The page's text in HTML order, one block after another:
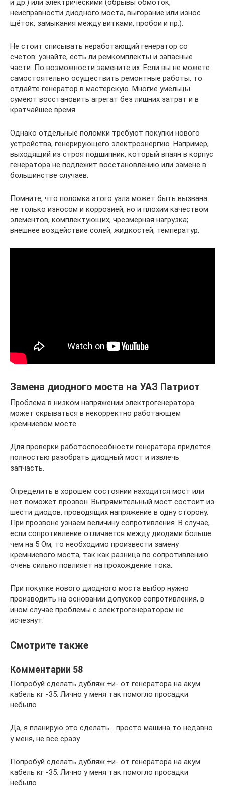
и др.) или электрическими (обрывы обмоток,
неисправности диодного моста, выгорание или износ
щёток, замыкания между витками, пробои и пр.).
Не стоит списывать неработающий генератор со
счетов: узнайте, есть ли ремкомплекты и запасные
части. По возможности замените их. Если вы не можете
самостоятельно осуществить ремонтные работы, то
отдайте генератор в мастерскую. Многие умельцы
сумеют восстановить агрегат без лишних затрат и в
кратчайшее время.
Однако отдельные поломки требуют покупки нового
устройства, генерирующего электроэнергию. Например,
выходящий из строя подшипник, который впаян в корпус
генератора не подлежит восстановлению или замене в
большинстве случаев.
Помните, что поломка этого узла может быть вызвана
не только износом и коррозией, но и плохим качеством
элементов, комплектующих; чрезмерная нагрузка;
внешнее воздействие солей, жидкостей, температур.
Замена диодного моста на УАЗ Патриот
Проблема в низком напряжении электрогенератора
может скрываться в некорректно работающем
кремниевом мосте.
Для проверки работоспособности генератора придется
полностью разобрать диодный мост и извлечь
запчасть.
Определить в хорошем состоянии находится мост или
нет поможет прозвон. Выпрямительный мост состоит из
шести диодов, проводящих напряжение в одну сторону.
При прозвоне узнаем величину сопротивления. В случае,
если сопротивление отличается между диодами больше
чем на 5 Ом, то необходимо произвести замену
кремниевого моста, так как разница по сопротивлению
очень сильно повлияет на прохождение тока.
При покупке нового диодного моста выбор нужно
производить на основании допусков сопротивления, в
ином случае проблемы с электрогенератором не
исчезнут.
Смотрите также
Комментарии 58
Попробуй сделать дубляж +и- от генератора на акум
кабель кг -35. Лично у меня так помогло просадки
небыло
Да, я планирую это сделать… просто машина то недавно
у меня, не все сразу
Попробуй сделать дубляж +и- от генератора на акум
кабель кг -35. Лично у меня так помогло просадки
небыло